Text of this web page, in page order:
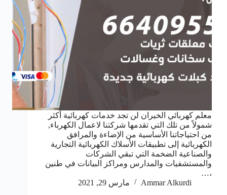
معلم كهربائي الخيران لن تجد خدمات كهربائية أكثر
شمولاً من تلك التي تقدمها شركتنا لاعمال الكهرباء,
من احتياجاتنا الأساسية من الإضاءة والمرافق
الكهربائية إلى تطبيقات الأسلاك الكهربائية التجارية
والصناعية الضخمة التي تبقي الشركات
والمستشفيات والمدارس ومراكز البيانات في طنين
،…
Ammar Alkurdi
مارس 29, 2021